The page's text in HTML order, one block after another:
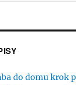
do domu krok